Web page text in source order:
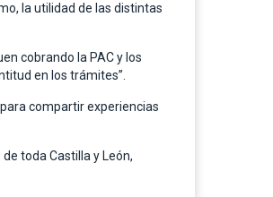
la utilidad de las distintas
cobrando la PAC y los
en los trámites”.
compartir experiencias
toda Castilla y León,